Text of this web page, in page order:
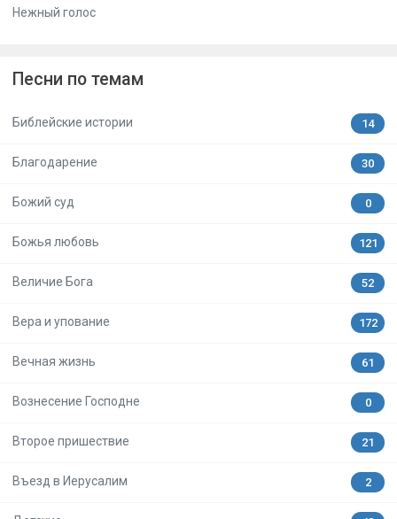
Нежный голос
Песни по темам
Библейские истории 14
Благодарение 30
Божий суд 0
Божья любовь 121
Величие Бога 52
Вера и упование 172
Вечная жизнь 61
Вознесение Господне 0
Второе пришествие 21
Въезд в Иерусалим 2